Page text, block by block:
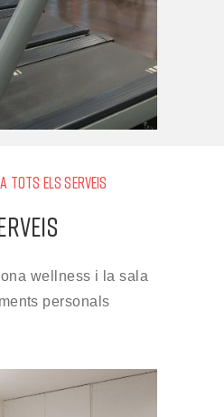
TOTS ELS SERVEIS
wellness i la sala
personals